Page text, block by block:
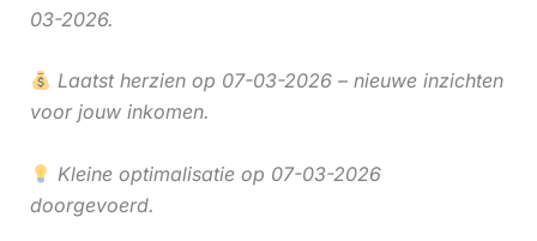
03-2026.
Laatst herzien op 07-03-2026 – nieuwe inzichten
voor jouw inkomen.
Kleine optimalisatie op 07-03-2026
doorgevoerd.